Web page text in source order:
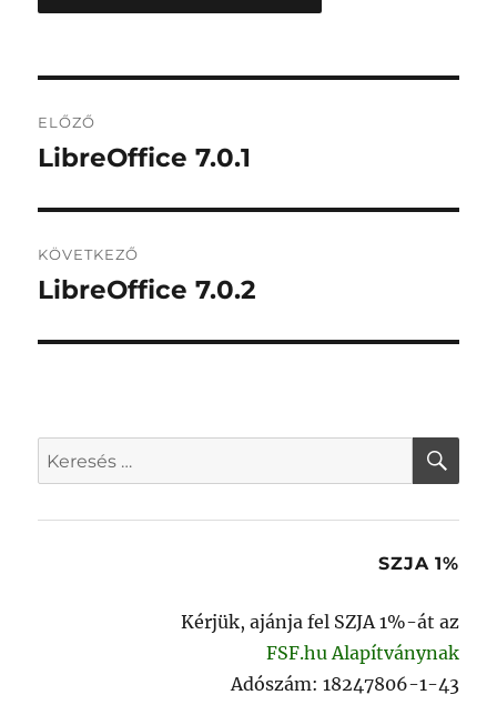
navigáció
ELŐZŐ
Korábbi
LibreOffice 7.0.1
KÖVETKEZŐ
Következő
LibreOffice 7.0.2
Keresés
a
következő
SZJA 1%
Kérjük, ajánja fel SZJA 1%-át az
FSF.hu Alapítványnak
Adószám: 18247806-1-43